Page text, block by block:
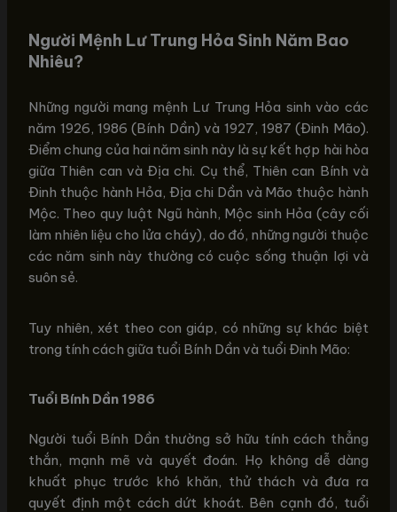
Người Mệnh Lư Trung Hỏa Sinh Năm Bao
Nhiêu?
Những người mang mệnh Lư Trung Hỏa sinh vào các
năm 1926, 1986 (Bính Dần) và 1927, 1987 (Đinh Mão).
Điểm chung của hai năm sinh này là sự kết hợp hài hòa
giữa Thiên can và Địa chi. Cụ thể, Thiên can Bính và
Đinh thuộc hành Hỏa, Địa chi Dần và Mão thuộc hành
Mộc. Theo quy luật Ngũ hành, Mộc sinh Hỏa (cây cối
làm nhiên liệu cho lửa cháy), do đó, những người thuộc
các năm sinh này thường có cuộc sống thuận lợi và
suôn sẻ.
Tuy nhiên, xét theo con giáp, có những sự khác biệt
trong tính cách giữa tuổi Bính Dần và tuổi Đinh Mão:
Tuổi Bính Dần 1986
Người tuổi Bính Dần thường sở hữu tính cách thẳng
thắn, mạnh mẽ và quyết đoán. Họ không dễ dàng
khuất phục trước khó khăn, thử thách và đưa ra
quyết định một cách dứt khoát. Bên cạnh đó, tuổi